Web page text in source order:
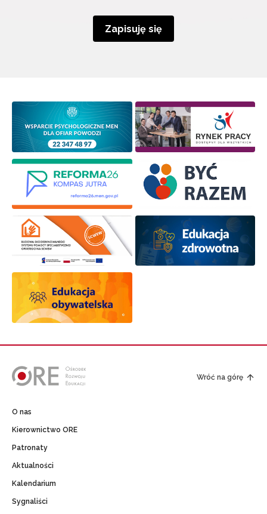
Zapisuję się
Wróć na górę
O nas
Kierownictwo ORE
Patronaty
Aktualności
Kalendarium
Sygnaliści